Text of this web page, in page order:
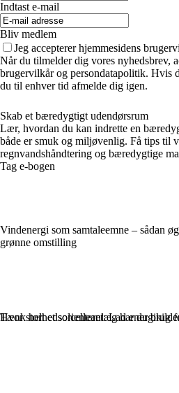
Indtast e-mail
Bliv medlem
Jeg accepterer hjemmesidens
Når du tilmelder dig vores nyhedsbrev,
brugervilkår og persondatapolitik. Hvis
du til enhver tid afmelde dig igen.
Skab et bæredygtigt udendørsrum
Lær, hvordan du kan indrette en
både er smuk og miljøvenlig. Få tips til
regnvandshåndtering og bæredygtige
Tag e-bogen
Vindenergi som samtaleemne – sådan
grønne omstilling
Hvor stort et solcelleanlæg har du brug
Tænk helhedsorienteret: Lad